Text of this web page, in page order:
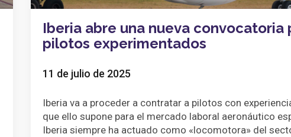
Iberia abre una nueva convocatoria
pilotos experimentados
11 de julio de 2025
Iberia va a proceder a contratar a pilotos con
que ello supone para el mercado laboral aeronáutico
Iberia siempre ha actuado como «locomotora» del